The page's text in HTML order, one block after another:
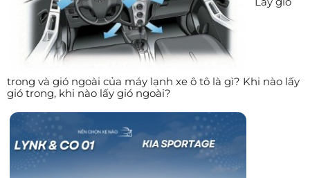
trong và gió ngoài của máy lạnh xe ô tô là gì? Khi nào lấy
gió trong, khi nào lấy gió ngoài?